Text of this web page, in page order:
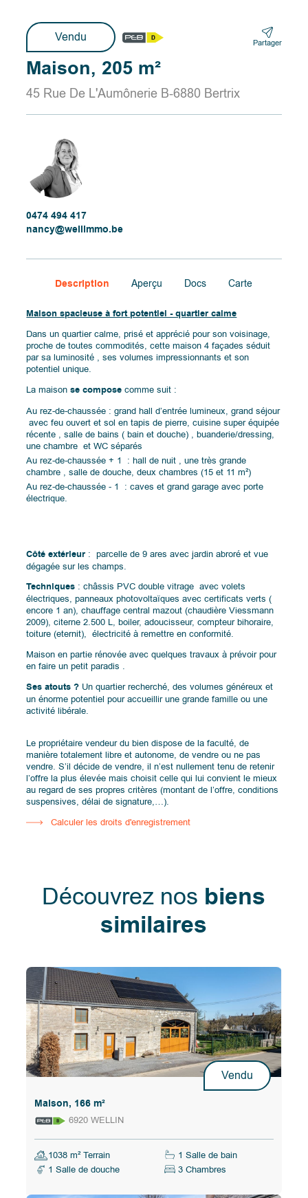
Vendu Partager
Maison, 205 m²
45 Rue De L'Aumônerie B-6880 Bertrix
0474 494 417
nancy@wellimmo.be
Description Aperçu Docs Carte
Maison spacieuse à fort potentiel - quartier calme
Dans un quartier calme, prisé et apprécié pour son voisinage,
proche de toutes commodités, cette maison 4 façades séduit
par sa luminosité , ses volumes impressionnants et son
potentiel unique.
La maisonse compose comme suit :
Au rez-de-chaussée : grand hall d’entrée lumineux, grand séjour
avec feu ouvert et sol en tapis de pierre, cuisine super équipée
récente , salle de bains ( bain et douche) , buanderie/dressing,
une chambre et WC séparés
Au rez-de-chaussée + 1 : hall de nuit , une très grande
chambre , salle de douche, deux chambres (15 et 11 m²)
Au rez-de-chaussée - 1 : caves et grand garage avec porte
électrique.
Côté extérieur : parcelle de 9 ares avec jardin abroré et vue
dégagée sur les champs.
Techniques : châssis PVC double vitrage avec volets
électriques, panneaux photovoltaïques avec certificats verts (
encore 1 an), chauffage central mazout (chaudière Viessmann
2009), citerne 2.500 L, boiler, adoucisseur, compteur bihoraire,
toiture (eternit), électricité à remettre en conformité.
Maison en partie rénovée avec quelques travaux à prévoir pour
en faire un petit paradis .
Ses atouts ? Un quartier recherché, des volumes généreux et
un énorme potentiel pour accueillir une grande famille ou une
activité libérale.
Le propriétaire vendeur du bien dispose de la faculté, de
manière totalement libre et autonome, de vendre ou ne pas
vendre. S’il décide de vendre, il n’est nullement tenu de retenir
l’offre la plus élevée mais choisit celle qui lui convient le mieux
au regard de ses propres critères (montant de l’offre, conditions
suspensives, délai de signature,…).
Calculer les droits d'enregistrement
Découvrez nos biens
similaires
Vendu
Maison, 166 m²
6920 WELLIN
1038 m² Terrain
1 Salle de bain
1 Salle de douche
3 Chambres